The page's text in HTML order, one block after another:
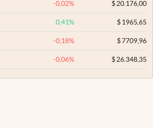
-0,02% $20.176,00
0,41% $1965,65
-0,18% $7709,96
-0,06% $26.348,35